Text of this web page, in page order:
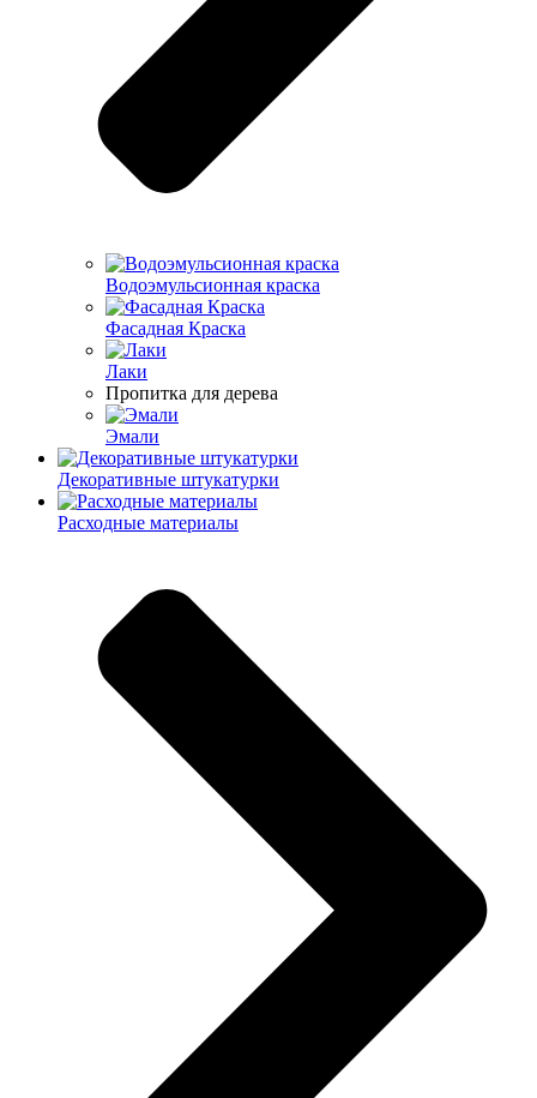
Водоэмульсионная краска
Фасадная Краска
Лаки
Пропитка для дерева
Эмали
Декоративные штукатурки
Расходные материалы